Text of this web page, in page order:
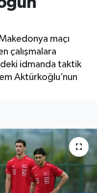
maçı
çalışmalara
idmanda taktik
Aktürkoğlu’nun